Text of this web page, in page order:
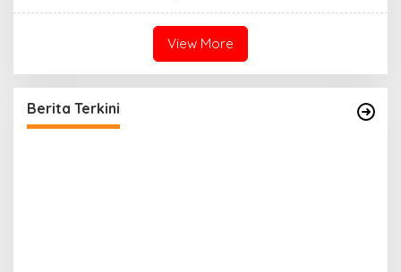
View More
Berita Terkini